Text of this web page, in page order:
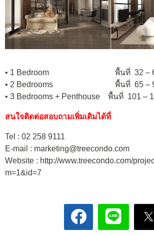
• 1 Bedroom พื้นที่ 32 – 60 ต
• 2 Bedrooms พื้นที่ 65 – 90 ต
• 3 Bedrooms + Penthouse พื้นที่ 101 –
สนใจติดต่อสอบถามเพิ่มเติมได้ที่
Tel : 02 258 9111
E-mail : marketing@treecondo.com
Website : http://www.treecondo.com/
m=1&id=7